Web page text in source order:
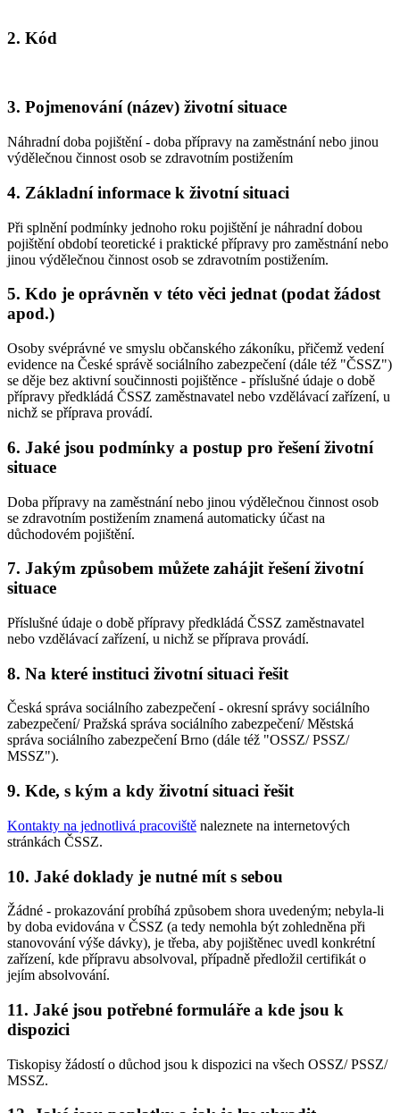
2. Kód
3. Pojmenování (název) životní situace
Náhradní doba pojištění - doba přípravy na zaměstnání nebo jinou
výdělečnou činnost osob se zdravotním postižením
4. Základní informace k životní situaci
Při splnění podmínky jednoho roku pojištění je náhradní dobou
pojištění období teoretické i praktické přípravy pro zaměstnání nebo
jinou výdělečnou činnost osob se zdravotním postižením.
5. Kdo je oprávněn v této věci jednat (podat žádost
apod.)
Osoby svéprávné ve smyslu občanského zákoníku, přičemž vedení
evidence na České správě sociálního zabezpečení (dále též "ČSSZ")
se děje bez aktivní součinnosti pojištěnce - příslušné údaje o době
přípravy předkládá ČSSZ zaměstnavatel nebo vzdělávací zařízení, u
nichž se příprava provádí.
6. Jaké jsou podmínky a postup pro řešení životní
situace
Doba přípravy na zaměstnání nebo jinou výdělečnou činnost osob
se zdravotním postižením znamená automaticky účast na
důchodovém pojištění.
7. Jakým způsobem můžete zahájit řešení životní
situace
Příslušné údaje o době přípravy předkládá ČSSZ zaměstnavatel
nebo vzdělávací zařízení, u nichž se příprava provádí.
8. Na které instituci životní situaci řešit
Česká správa sociálního zabezpečení - okresní správy sociálního
zabezpečení/ Pražská správa sociálního zabezpečení/ Městská
správa sociálního zabezpečení Brno (dále též "OSSZ/ PSSZ/
MSSZ").
9. Kde, s kým a kdy životní situaci řešit
Kontakty na jednotlivá pracoviště naleznete na internetových
stránkách ČSSZ.
10. Jaké doklady je nutné mít s sebou
Žádné - prokazování probíhá způsobem shora uvedeným; nebyla-li
by doba evidována v ČSSZ (a tedy nemohla být zohledněna při
stanovování výše dávky), je třeba, aby pojištěnec uvedl konkrétní
zařízení, kde přípravu absolvoval, případně předložil certifikát o
jejím absolvování.
11. Jaké jsou potřebné formuláře a kde jsou k
dispozici
Tiskopisy žádostí o důchod jsou k dispozici na všech OSSZ/ PSSZ/
MSSZ.